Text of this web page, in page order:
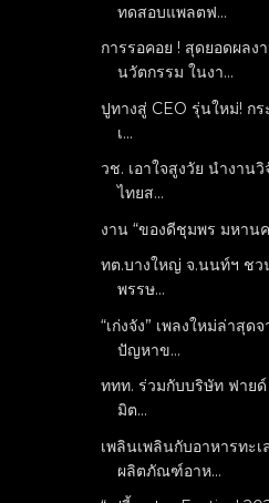
ทดสอบแพลตฟ...
การรอคอย ! สุดยอดผลง
นวัตกรรม ในงา...
ปูทางสู่ CEO รุ่นใหม่! ก
เ...
วช. เอาใจสูงวัย นำงาน
ไทยส...
งาน “ของดีชุมพร มหาน
ทต.บางใหญ่ จ.นนท์ฯ ชว
พรรษ...
“เก่งจัง” เพลงใหม่ล่าสุด
ปัญหาข...
ททท. ร่วมกับบริษัท ฟาย
มิต...
เพลินเพลินกับอาหารทะ
ผลิตภัณฑ์อาห...